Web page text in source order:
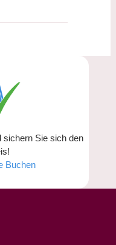
sichern Sie sich den
Buchen